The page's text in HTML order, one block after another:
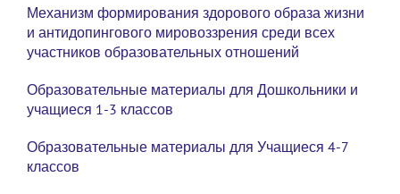
Механизм формирования здорового образа жизни
и антидопингового мировоззрения среди всех
участников образовательных отношений
Образовательные материалы для Дошкольники и
учащиеся 1-3 классов
Образовательные материалы для Учащиеся 4-7
классов